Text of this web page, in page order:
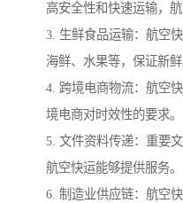
高安全性和快速运输，
3. 生鲜食品运输：航空
海鲜、水果等，保证新鲜
4. 跨境电商物流：航空
境电商对时效性的要求。
5. 文件资料传递：重要
航空快运能够提供服务。
6. 制造业供应链：航空